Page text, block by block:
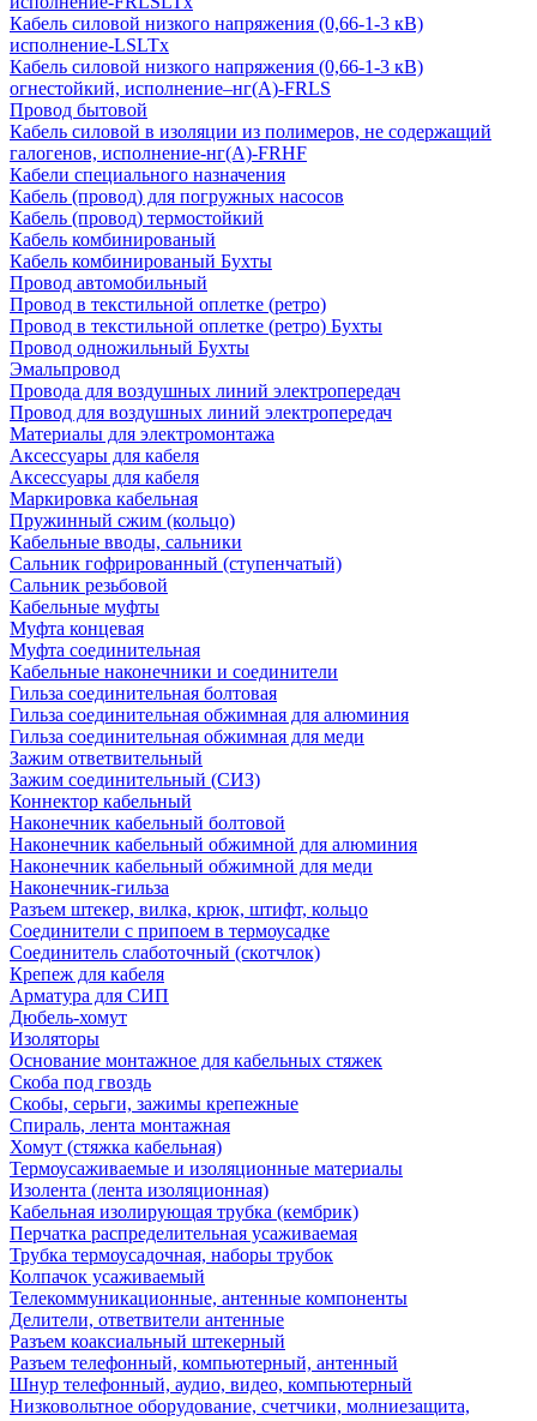
Кабель силовой низкого напряжения (0,66-1-3 кВ)
исполнение-LSLTx
Кабель силовой низкого напряжения (0,66-1-3 кВ)
огнестойкий, исполнение–нг(А)-FRLS
Провод бытовой
Кабель силовой в изоляции из полимеров, не содержащий
галогенов, исполнение-нг(А)-FRHF
Кабели специального назначения
Кабель (провод) для погружных насосов
Кабель (провод) термостойкий
Кабель комбинированый
Кабель комбинированый Бухты
Провод автомобильный
Провод в текстильной оплетке (ретро)
Провод в текстильной оплетке (ретро) Бухты
Провод одножильный Бухты
Эмальпровод
Провода для воздушных линий электропередач
Провод для воздушных линий электропередач
Материалы для электромонтажа
Аксессуары для кабеля
Аксессуары для кабеля
Маркировка кабельная
Пружинный сжим (кольцо)
Кабельные вводы, сальники
Сальник гофрированный (ступенчатый)
Сальник резьбовой
Кабельные муфты
Муфта концевая
Муфта соединительная
Кабельные наконечники и соединители
Гильза соединительная болтовая
Гильза соединительная обжимная для алюминия
Гильза соединительная обжимная для меди
Зажим ответвительный
Зажим соединительный (СИЗ)
Коннектор кабельный
Наконечник кабельный болтовой
Наконечник кабельный обжимной для алюминия
Наконечник кабельный обжимной для меди
Наконечник-гильза
Разъем штекер, вилка, крюк, штифт, кольцо
Соединители с припоем в термоусадке
Соединитель слаботочный (скотчлок)
Крепеж для кабеля
Арматура для СИП
Дюбель-хомут
Изоляторы
Основание монтажное для кабельных стяжек
Скоба под гвоздь
Скобы, серьги, зажимы крепежные
Спираль, лента монтажная
Хомут (стяжка кабельная)
Термоусаживаемые и изоляционные материалы
Изолента (лента изоляционная)
Кабельная изолирующая трубка (кембрик)
Перчатка распределительная усаживаемая
Трубка термоусадочная, наборы трубок
Колпачок усаживаемый
Телекоммуникационные, антенные компоненты
Делители, ответвители антенные
Разъем коаксиальный штекерный
Разъем телефонный, компьютерный, антенный
Шнур телефонный, аудио, видео, компьютерный
Низковольтное оборудование, счетчики, молниезащита,